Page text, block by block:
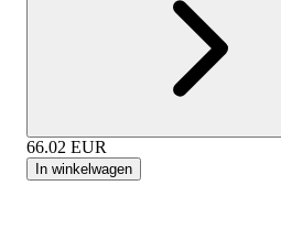
66.02 EUR
In winkelwagen